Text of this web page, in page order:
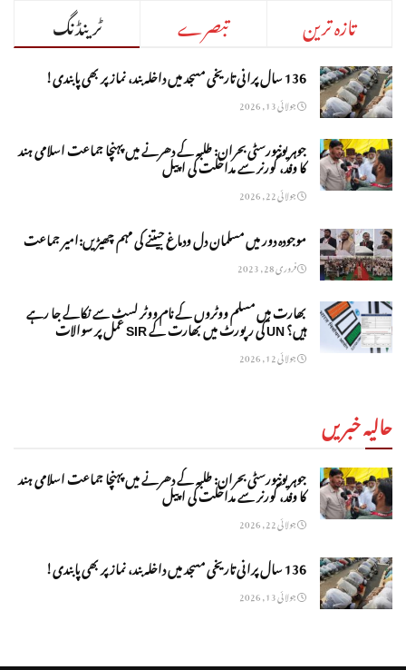
ٹرینڈنگ تبصرے تازہ ترین
136 سال پرانی تاریخی مسجد میں داخلہ بند، نماز پر بھی پابندی!
جولائی 13, 2026
جوہر یونیورسٹی بحران: طلبہ کے دھرنے میں پہنچا جماعت اسلامی ہند
کا وفد، گورنر سے مداخلت کی اپیل
جولائی 22, 2026
موجودہ دور میں مسلمان دل ودماغ جیتنے کی مہم چھیڑیں:امیر جماعت
فروری 28, 2023
بھارت میں مسلم ووٹروں کے نام ووٹر لسٹ سے نکالے جا رہے
ہیں؟ UN کی رپورٹ میں بھارت کے SIR عمل پر سوالات
جولائی 12, 2026
حالیہ خبریں
جوہر یونیورسٹی بحران: طلبہ کے دھرنے میں پہنچا جماعت اسلامی ہند
کا وفد، گورنر سے مداخلت کی اپیل
جولائی 22, 2026
136 سال پرانی تاریخی مسجد میں داخلہ بند، نماز پر بھی پابندی!
جولائی 13, 2026